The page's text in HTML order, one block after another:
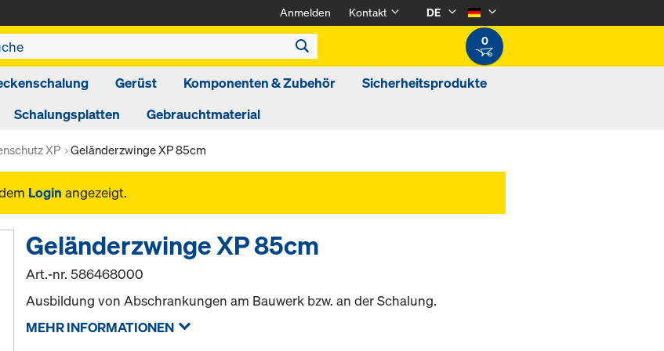
Anmelden Kontakt
DE
0
Gerüst Komponenten & Zubehör
Sicherheitsprodukte
Schalungsplatten
Gebrauchtmaterial
XP Geländerzwinge XP 85cm
Login angezeigt.
Geländerzwinge XP 85cm
Art.-nr.586468000
Ausbildung von Abschrankungen am Bauwerk bzw. an der Schalung.
MEHR INFORMATIONEN